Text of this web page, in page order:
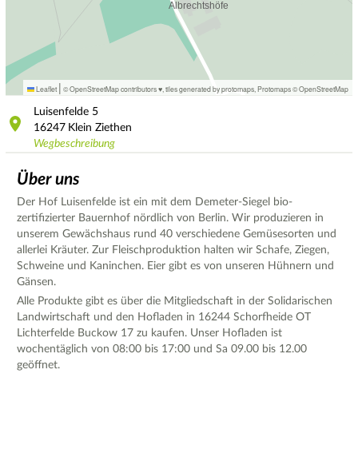
Leaflet | © OpenStreetMap contributors ♥, tiles generated by protomaps Protomaps©OpenStreetMap
Luisenfelde 5
16247 Klein Ziethen
Wegbeschreibung
Über uns
Der Hof Luisenfelde ist ein mit dem Demeter-Siegel bio-
zertifizierter Bauernhof nördlich von Berlin. Wir produzieren in
unserem Gewächshaus rund 40 verschiedene Gemüsesorten und
allerlei Kräuter. Zur Fleischproduktion halten wir Schafe, Ziegen,
Schweine und Kaninchen. Eier gibt es von unseren Hühnern und
Gänsen.
Alle Produkte gibt es über die Mitgliedschaft in der Solidarischen
Landwirtschaft und den Hofladen in 16244 Schorfheide OT
Lichterfelde Buckow 17 zu kaufen. Unser Hofladen ist
wochentäglich von 08:00 bis 17:00 und Sa 09.00 bis 12.00
geöffnet.